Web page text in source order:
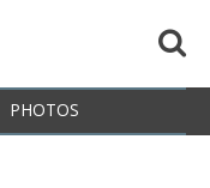
PHOTOS